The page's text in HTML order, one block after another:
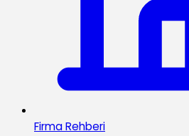
Firma Rehberi